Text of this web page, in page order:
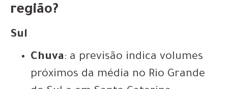
região?
Sul
Chuva: a previsão indica volumes
próximos da média no Rio Grande